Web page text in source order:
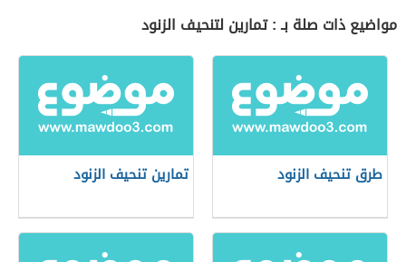
مواضيع ذات صلة بـ : تمارين لتنحيف الزنود
طرق تنحيف الزنود تمارين تنحيف الزنود